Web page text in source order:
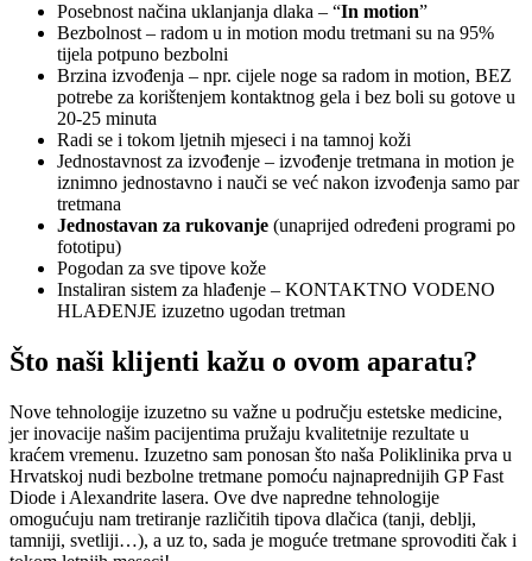
Posebnost načina uklanjanja dlaka – “In motion”
Bezbolnost – radom u in motion modu tretmani su na 95%
tijela potpuno bezbolni
Brzina izvođenja – npr. cijele noge sa radom in motion, BEZ
potrebe za korištenjem kontaktnog gela i bez boli su gotove u
20-25 minuta
Radi se i tokom ljetnih mjeseci i na tamnoj koži
Jednostavnost za izvođenje – izvođenje tretmana in motion je
iznimno jednostavno i nauči se već nakon izvođenja samo par
tretmana
Jednostavan za rukovanje (unaprijed određeni programi po
fototipu)
Pogodan za sve tipove kože
Instaliran sistem za hlađenje – KONTAKTNO VODENO
HLAĐENJE izuzetno ugodan tretman
Što naši klijenti kažu o ovom aparatu?
Nove tehnologije izuzetno su važne u području estetske medicine,
jer inovacije našim pacijentima pružaju kvalitetnije rezultate u
kraćem vremenu. Izuzetno sam ponosan što naša Poliklinika prva u
Hrvatskoj nudi bezbolne tretmane pomoću najnaprednijih GP Fast
Diode i Alexandrite lasera. Ove dve napredne tehnologije
omogućuju nam tretiranje različitih tipova dlačica (tanji, deblji,
tamniji, svetliji…), a uz to, sada je moguće tretmane sprovoditi čak i